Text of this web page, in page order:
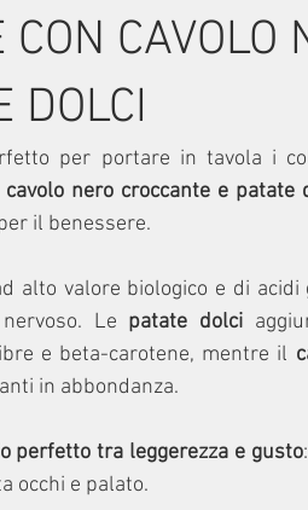
CAVOLO
DOLCI
per portare in tavola i
nero croccante e patate
il benessere.
alto valore biologico e di acidi
Le patate dolci
e beta-carotene, mentre il
in abbondanza.
perfetto tra leggerezza e gusto
occhi e palato.